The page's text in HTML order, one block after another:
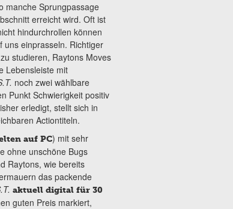
manche Sprungpassage
erreicht wird. Oft ist
hindurchrollen können
uns einprasseln. Richtiger
studieren, Raytons Moves
Lebensleiste mit
noch zwei wählbare
Punkt Schwierigkeit positiv
erledigt, stellt sich in
Actiontiteln.
auf PC) mit sehr
ohne unschöne Bugs
Raytons, wie bereits
das packende
aktuell digital für 30
guten Preis markiert,